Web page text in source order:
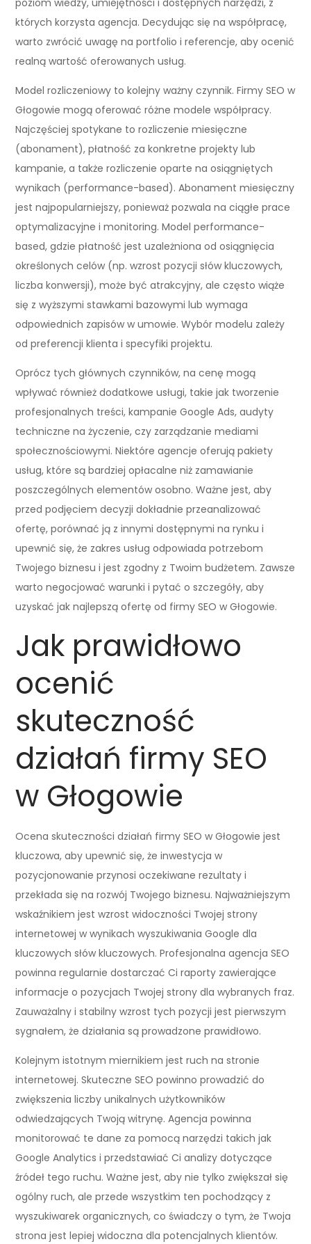
których korzysta agencja. Decydując się na współpracę,
warto zwrócić uwagę na portfolio i referencje, aby ocenić
realną wartość oferowanych usług.
Model rozliczeniowy to kolejny ważny czynnik. Firmy SEO w
Głogowie mogą oferować różne modele współpracy.
Najczęściej spotykane to rozliczenie miesięczne
(abonament), płatność za konkretne projekty lub
kampanie, a także rozliczenie oparte na osiągniętych
wynikach (performance-based). Abonament miesięczny
jest najpopularniejszy, ponieważ pozwala na ciągłe prace
optymalizacyjne i monitoring. Model performance-
based, gdzie płatność jest uzależniona od osiągnięcia
określonych celów (np. wzrost pozycji słów kluczowych,
liczba konwersji), może być atrakcyjny, ale często wiąże
się z wyższymi stawkami bazowymi lub wymaga
odpowiednich zapisów w umowie. Wybór modelu zależy
od preferencji klienta i specyfiki projektu.
Oprócz tych głównych czynników, na cenę mogą
wpływać również dodatkowe usługi, takie jak tworzenie
profesjonalnych treści, kampanie Google Ads, audyty
techniczne na życzenie, czy zarządzanie mediami
społecznościowymi. Niektóre agencje oferują pakiety
usług, które są bardziej opłacalne niż zamawianie
poszczególnych elementów osobno. Ważne jest, aby
przed podjęciem decyzji dokładnie przeanalizować
ofertę, porównać ją z innymi dostępnymi na rynku i
upewnić się, że zakres usług odpowiada potrzebom
Twojego biznesu i jest zgodny z Twoim budżetem. Zawsze
warto negocjować warunki i pytać o szczegóły, aby
uzyskać jak najlepszą ofertę od firmy SEO w Głogowie.
Jak prawidłowo
ocenić
skuteczność
działań firmy SEO
w Głogowie
Ocena skuteczności działań firmy SEO w Głogowie jest
kluczowa, aby upewnić się, że inwestycja w
pozycjonowanie przynosi oczekiwane rezultaty i
przekłada się na rozwój Twojego biznesu. Najważniejszym
wskaźnikiem jest wzrost widoczności Twojej strony
internetowej w wynikach wyszukiwania Google dla
kluczowych słów kluczowych. Profesjonalna agencja SEO
powinna regularnie dostarczać Ci raporty zawierające
informacje o pozycjach Twojej strony dla wybranych fraz.
Zauważalny i stabilny wzrost tych pozycji jest pierwszym
sygnałem, że działania są prowadzone prawidłowo.
Kolejnym istotnym miernikiem jest ruch na stronie
internetowej. Skuteczne SEO powinno prowadzić do
zwiększenia liczby unikalnych użytkowników
odwiedzających Twoją witrynę. Agencja powinna
monitorować te dane za pomocą narzędzi takich jak
Google Analytics i przedstawiać Ci analizy dotyczące
źródeł tego ruchu. Ważne jest, aby nie tylko zwiększał się
ogólny ruch, ale przede wszystkim ten pochodzący z
wyszukiwarek organicznych, co świadczy o tym, że Twoja
strona jest lepiej widoczna dla potencjalnych klientów.